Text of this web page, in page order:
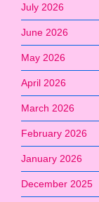
July 2026
June 2026
May 2026
April 2026
March 2026
February 2026
January 2026
December 2025